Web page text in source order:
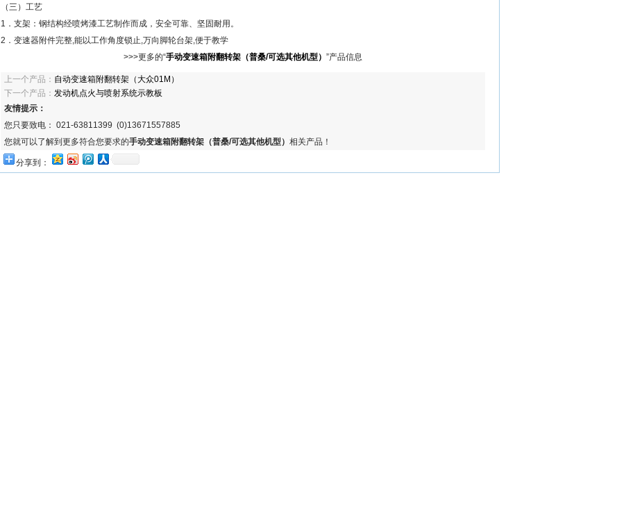
（三）工艺
1．支架：钢结构经喷烤漆工艺制作而成，安全可靠、坚固耐用。
2．变速器附件完整,能以工作角度锁止,万向脚轮台架,便于教学
>>>更多的“手动变速箱附翻转架（普桑/可选其他机型） ”产品信息
上一个产品： 自动变速箱附翻转架（大众01M）
下一个产品： 发动机点火与喷射系统示教板
友情提示：
您只要致电： 021-63811399 (0)13671557885
您就可以了解到更多符合您要求的手动变速箱附翻转架（普桑/可选其他机型） 相关产品！
分享到：